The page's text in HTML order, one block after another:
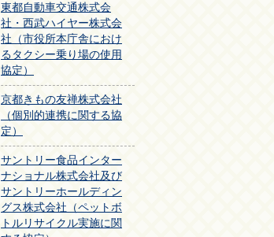
東都自動車交通株式会
社・西武ハイヤー株式会
社（市役所本庁舎におけ
るタクシー乗り場の使用
協定）
京都きもの友禅株式会社
（個別的連携に関する協
定）
サントリー食品インター
ナショナル株式会社及び
サントリーホールディン
グス株式会社（ペットボ
トルリサイクル実施に関